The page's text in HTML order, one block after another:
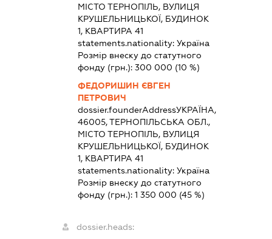
МІСТО ТЕРНОПІЛЬ, ВУЛИЦЯ
КРУШЕЛЬНИЦЬКОЇ, БУДИНОК
1, КВАРТИРА 41
statements.nationality: Україна
Розмір внеску до статутного
фонду (грн.): 300 000 (10 %)
ФЕДОРИШИН ЄВГЕН
ПЕТРОВИЧ
dossier.founderAddressУКРАЇНА,
46005, ТЕРНОПІЛЬСЬКА ОБЛ.,
МІСТО ТЕРНОПІЛЬ, ВУЛИЦЯ
КРУШЕЛЬНИЦЬКОЇ, БУДИНОК
1, КВАРТИРА 41
statements.nationality: Україна
Розмір внеску до статутного
фонду (грн.): 1 350 000 (45 %)
dossier.heads: